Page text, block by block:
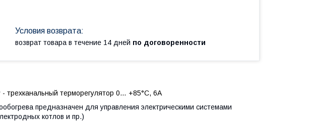
возврат товара в течение 14 дней по договоренности
трехканальный терморегулятор 0… +85°C, 6А
предназначен для управления электрическими системами
котлов и пр.)